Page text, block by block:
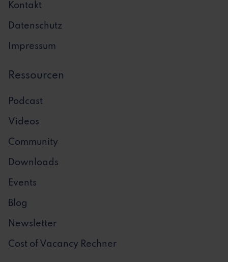
Kontakt
Datenschutz
Impressum
Ressourcen
Podcast
Videos
Community
Downloads
Events
Blog
Newsletter
Cost of Vacancy Rechner